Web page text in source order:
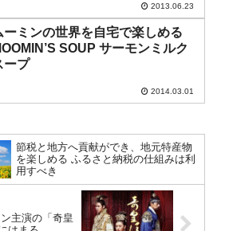
2013.06.23
ーミンの世界を自宅で楽しめる
SOUP サーモンミルク
ープ
2014.03.01
節税と地方へ貢献ができ、地元特産物
を楽しめる ふるさと納税の仕組みは利
用すべき
主演の「奇皇